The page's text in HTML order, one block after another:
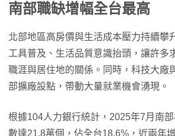
南部職缺增幅全台最高
北部地區高房價與生活成本壓力持續攀
工具普及、生活品質意識抬頭，讓許多
職涯與居住地的關係。​​同時，科技大廠
部擴廠設點，帶動大量就業機會湧現。
根據104人力銀行統計，2025年7月南
數達21.8萬個，佔全台18.6%，近兩年